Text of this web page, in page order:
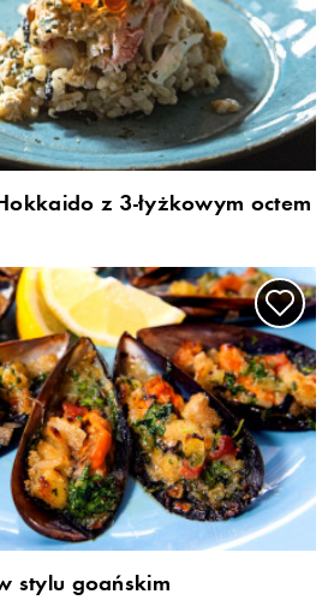
z 3-łyżkowym octem
stylu goańskim